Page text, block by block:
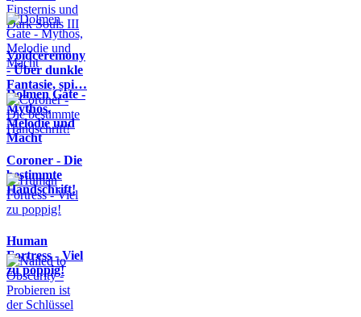
Voidceremony
- Über dunkle
Fantasie, spi…
Dolmen Gate -
Mythos,
Melodie und
Macht
Coroner - Die
bestimmte
Handschrift!
Human
Fortress - Viel
zu poppig!